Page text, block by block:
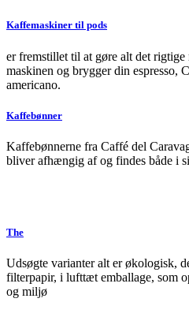
Kaffemaskiner til pods
er fremstillet til at gøre alt det rigtige
maskinen og brygger din espresso,
americano.
Kaffebønner
Kaffebønnerne fra Caffé del
bliver afhængig af og findes både i
The
Udsøgte varianter alt er økologisk,
filterpapir, i lufttæt emballage, som
og miljø